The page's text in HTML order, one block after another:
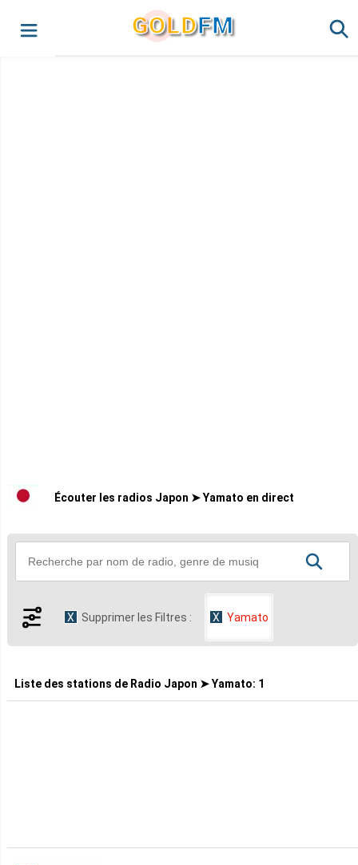
GOLDFM
Écouter les radios Japon ➤ Yamato en direct
Supprimer les Filtres : Yamato
Liste des stations de Radio Japon ➤ Yamato: 1